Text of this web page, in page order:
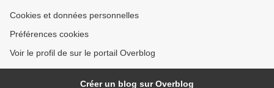
Cookies et données personnelles
Préférences cookies
Voir le profil de sur le portail Overblog
Créer un blog sur Overblog